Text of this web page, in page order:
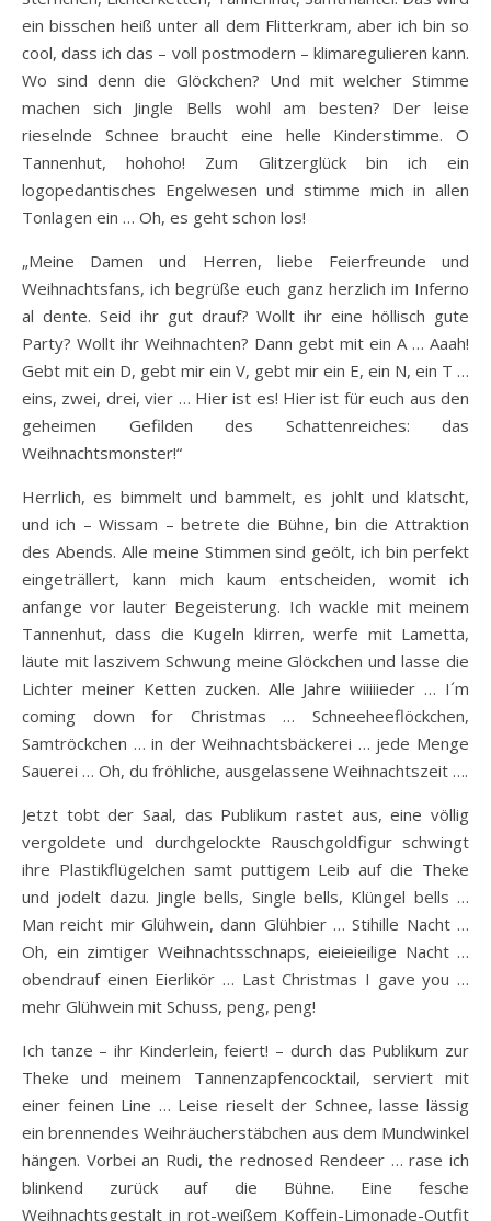
ein bisschen heiß unter all dem Flitterkram, aber ich bin so
cool, dass ich das – voll postmodern – klimaregulieren kann.
Wo sind denn die Glöckchen? Und mit welcher Stimme
machen sich Jingle Bells wohl am besten? Der leise
rieselnde Schnee braucht eine helle Kinderstimme. O
Tannenhut, hohoho! Zum Glitzerglück bin ich ein
logopedantisches Engelwesen und stimme mich in allen
Tonlagen ein … Oh, es geht schon los!
„Meine Damen und Herren, liebe Feierfreunde und
Weihnachtsfans, ich begrüße euch ganz herzlich im Inferno
al dente. Seid ihr gut drauf? Wollt ihr eine höllisch gute
Party? Wollt ihr Weihnachten? Dann gebt mit ein A … Aaah!
Gebt mit ein D, gebt mir ein V, gebt mir ein E, ein N, ein T …
eins, zwei, drei, vier … Hier ist es! Hier ist für euch aus den
geheimen Gefilden des Schattenreiches: das
Weihnachtsmonster!“
Herrlich, es bimmelt und bammelt, es johlt und klatscht,
und ich – Wissam – betrete die Bühne, bin die Attraktion
des Abends. Alle meine Stimmen sind geölt, ich bin perfekt
eingeträllert, kann mich kaum entscheiden, womit ich
anfange vor lauter Begeisterung. Ich wackle mit meinem
Tannenhut, dass die Kugeln klirren, werfe mit Lametta,
läute mit laszivem Schwung meine Glöckchen und lasse die
Lichter meiner Ketten zucken. Alle Jahre wiiiiieder … I´m
coming down for Christmas … Schneeheeflöckchen,
Samtröckchen … in der Weihnachtsbäckerei … jede Menge
Sauerei … Oh, du fröhliche, ausgelassene Weihnachtszeit ….
Jetzt tobt der Saal, das Publikum rastet aus, eine völlig
vergoldete und durchgelockte Rauschgoldfigur schwingt
ihre Plastikflügelchen samt puttigem Leib auf die Theke
und jodelt dazu. Jingle bells, Single bells, Klüngel bells …
Man reicht mir Glühwein, dann Glühbier … Stihille Nacht …
Oh, ein zimtiger Weihnachtsschnaps, eieieieilige Nacht …
obendrauf einen Eierlikör … Last Christmas I gave you …
mehr Glühwein mit Schuss, peng, peng!
Ich tanze – ihr Kinderlein, feiert! – durch das Publikum zur
Theke und meinem Tannenzapfencocktail, serviert mit
einer feinen Line … Leise rieselt der Schnee, lasse lässig
ein brennendes Weihräucherstäbchen aus dem Mundwinkel
hängen. Vorbei an Rudi, the rednosed Rendeer … rase ich
blinkend zurück auf die Bühne. Eine fesche
Weihnachtsgestalt in rot-weißem Koffein-Limonade-Outfit